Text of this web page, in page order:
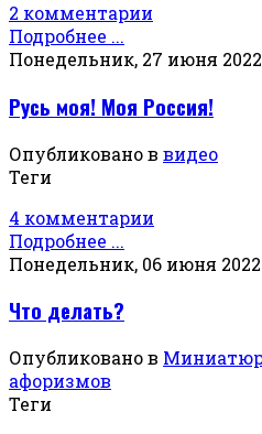
2 комментарии
Подробнее ...
Понедельник, 27 июня 2022
Русь моя! Моя Россия!
Опубликовано в видео
Теги
4 комментарии
Подробнее ...
Понедельник, 06 июня 2022
Что делать?
Опубликовано в
афоризмов
Теги